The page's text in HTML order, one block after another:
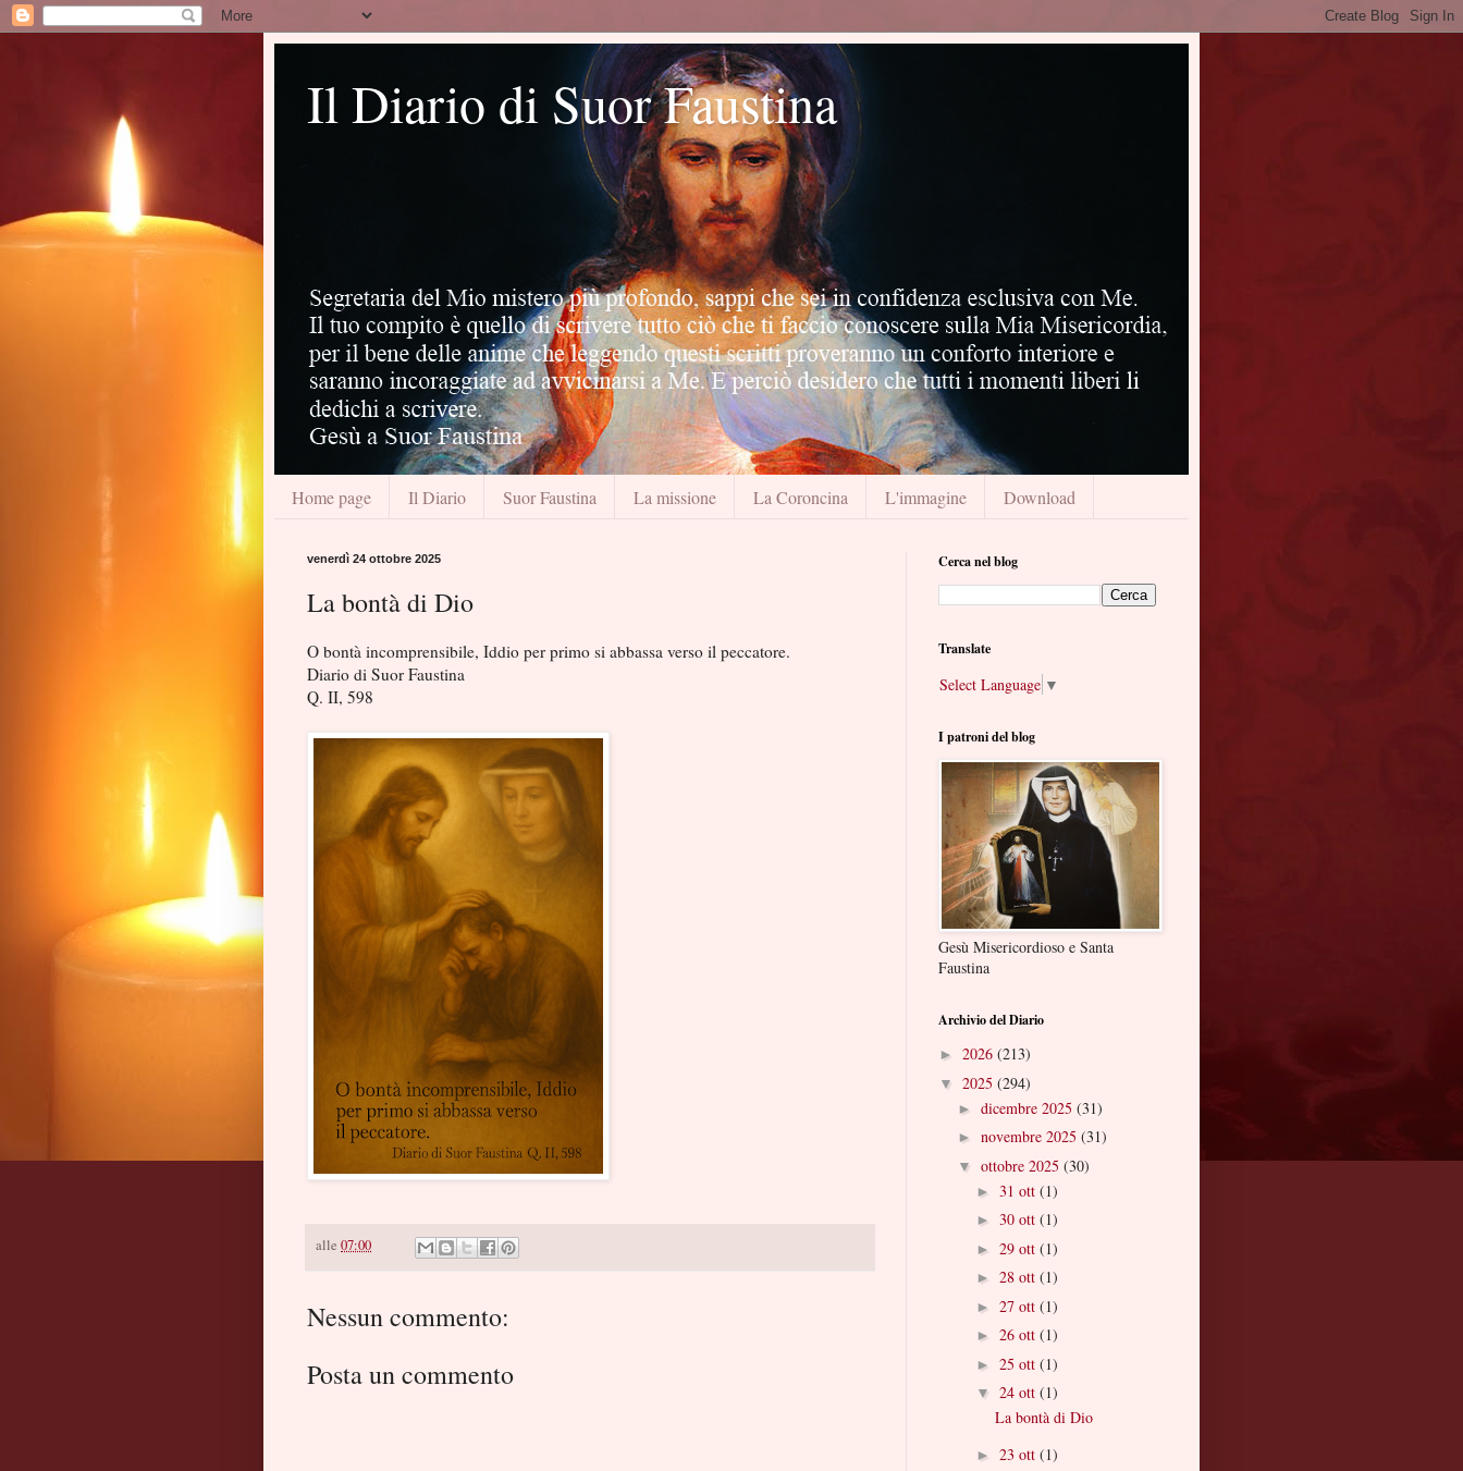
Il Diario di Suor Faustina
Home page Il Diario Suor Faustina La missione La Coroncina L'immagine Download
venerdì 24 ottobre 2025
La bontà di Dio
O bontà incomprensibile, Iddio per primo si abbassa verso il peccatore.
Diario di Suor Faustina
Q. II, 598
alle 07:00
Nessun commento:
Posta un commento
Cerca nel blog
Translate
Select Language ▼
I patroni del blog
Gesù Misericordioso e Santa
Faustina
Archivio del Diario
► 2026 (213)
▼ 2025 (294)
► dicembre 2025 (31)
► novembre 2025 (31)
▼ ottobre 2025 (30)
► 31 ott (1)
► 30 ott (1)
► 29 ott (1)
► 28 ott (1)
► 27 ott (1)
► 26 ott (1)
► 25 ott (1)
▼ 24 ott (1)
La bontà di Dio
► 23 ott (1)